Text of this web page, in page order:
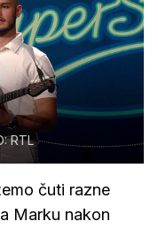
RTL
čuti razne
Marku nakon